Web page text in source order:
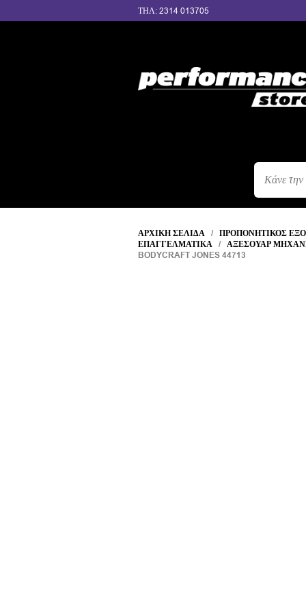
ΤΗΛ: 2314 013705
ΑΝΑΖΉΤΗΣΗ
ΠΡΟΪΌΝΤΩΝ
ΑΡΧΙΚΉ ΣΕΛΊΔΑ / ΠΡΟΠΟΝΗΤΙΚΌΣ
ΕΠΑΓΓΕΛΜΑΤΙΚΆ / ΑΞΕΣΟΥΆΡ
BODYCRAFT JONES 44713